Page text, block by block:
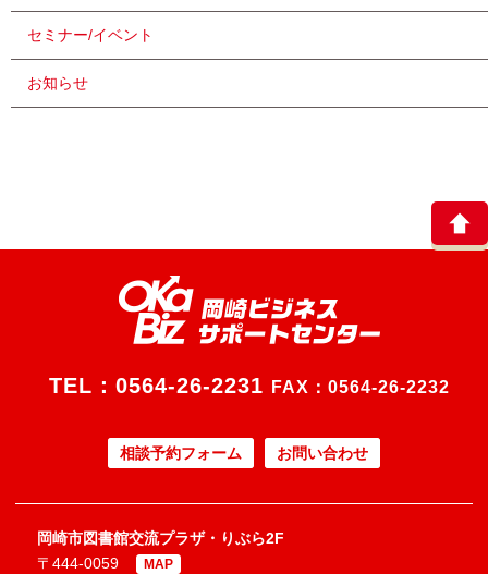
セミナー/イベント
お知らせ
TEL： 0564-26-2231 FAX：0564-26-2232
相談予約フォーム お問い合わせ
岡崎市図書館交流プラザ・りぶら2F
〒444-0059
MAP